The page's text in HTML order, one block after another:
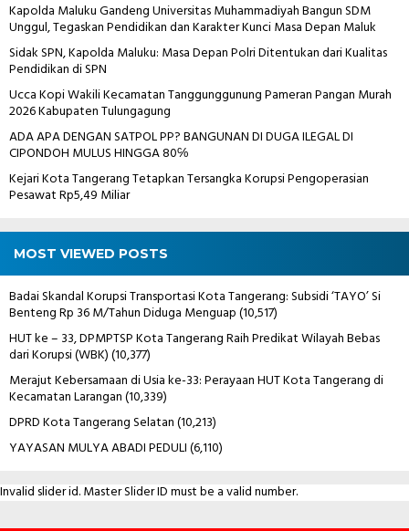
Kapolda Maluku Gandeng Universitas Muhammadiyah Bangun SDM
Unggul, Tegaskan Pendidikan dan Karakter Kunci Masa Depan Maluk
Sidak SPN, Kapolda Maluku: Masa Depan Polri Ditentukan dari Kualitas
Pendidikan di SPN
Ucca Kopi Wakili Kecamatan Tanggunggunung Pameran Pangan Murah
2026 Kabupaten Tulungagung
ADA APA DENGAN SATPOL PP? BANGUNAN DI DUGA ILEGAL DI
CIPONDOH MULUS HINGGA 80℅
Kejari Kota Tangerang Tetapkan Tersangka Korupsi Pengoperasian
Pesawat Rp5,49 Miliar
MOST VIEWED POSTS
Badai Skandal Korupsi Transportasi Kota Tangerang: Subsidi ‘TAYO’ Si
Benteng Rp 36 M/Tahun Diduga Menguap(10,517)
HUT ke – 33, DPMPTSP Kota Tangerang Raih Predikat Wilayah Bebas
dari Korupsi (WBK)(10,377)
Merajut Kebersamaan di Usia ke-33: Perayaan HUT Kota Tangerang di
Kecamatan Larangan(10,339)
DPRD Kota Tangerang Selatan(10,213)
YAYASAN MULYA ABADI PEDULI(6,110)
Invalid slider id. Master Slider ID must be a valid number.